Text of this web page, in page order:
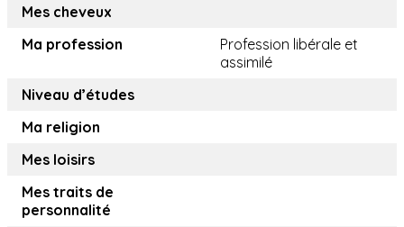
Mes cheveux
Ma profession
Profession libérale et
assimilé
Niveau d’études
Ma religion
Mes loisirs
Mes traits de
personnalité